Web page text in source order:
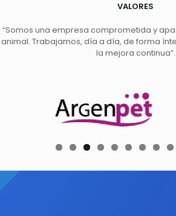
VALORES
“Somos una empresa comprometida y
animal. Trabajamos, día a día, de forma
la mejora continua”.